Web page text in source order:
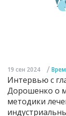
19 сен 2024 /
Интервью с
Дорошенко о
методики